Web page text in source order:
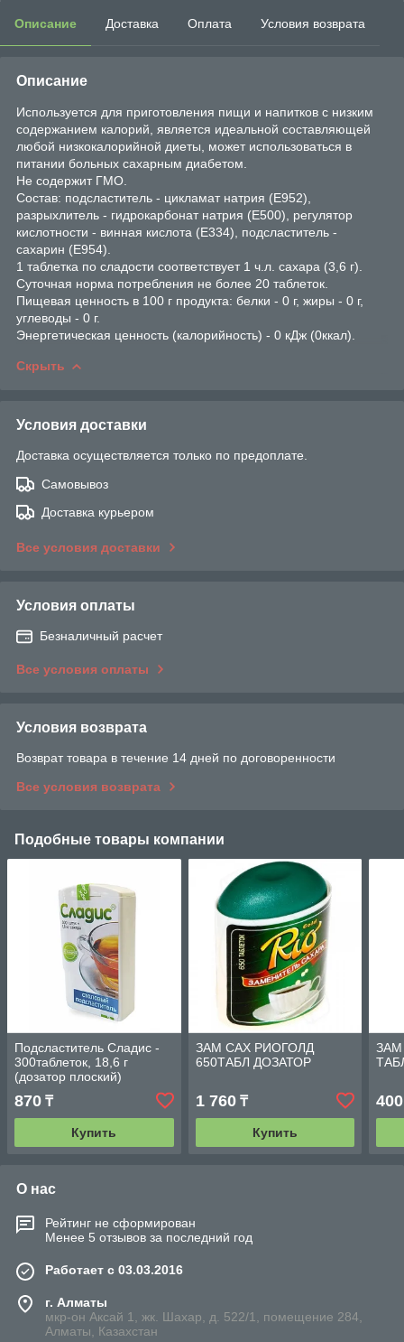
Описание Доставка Оплата Условия возврата
Описание
Используется для приготовления пищи и напитков с низким
содержанием калорий, является идеальной составляющей
любой низкокалорийной диеты, может использоваться в
питании больных сахарным диабетом.
Не содержит ГМО.
Состав: подсластитель - цикламат натрия (Е952),
разрыхлитель - гидрокарбонат натрия (Е500), регулятор
кислотности - винная кислота (Е334), подсластитель -
сахарин (Е954).
1 таблетка по сладости соответствует 1 ч.л. сахара (3,6 г).
Суточная норма потребления не более 20 таблеток.
Пищевая ценность в 100 г продукта: белки - 0 г, жиры - 0 г,
углеводы - 0 г.
Энергетическая ценность (калорийность) - 0 кДж (0ккал).
Скрыть
Условия доставки
Доставка осуществляется только по предоплате.
Самовывоз
Доставка курьером
Все условия доставки
Условия оплаты
Безналичный расчет
Все условия оплаты
Условия возврата
Возврат товара в течение 14 дней по договоренности
Все условия возврата
Подобные товары компании
Подсластитель Сладис -
300таблеток, 18,6 г
(дозатор плоский)
870 ₸
Купить
ЗАМ САХ РИОГОЛД
650ТАБЛ ДОЗАТОР
1 760₸
Купить
ЗАМ
400
О нас
Рейтинг не сформирован
Менее 5 отзывов за последний год
Работает с 03.03.2016
г. Алматы
мкр-он Аксай 1, жк. Шахар, д. 522/1, помещение 284,
Алматы, Казахстан